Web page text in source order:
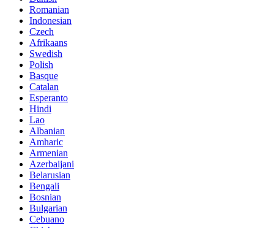
Romanian
Indonesian
Czech
Afrikaans
Swedish
Polish
Basque
Catalan
Esperanto
Hindi
Lao
Albanian
Amharic
Armenian
Azerbaijani
Belarusian
Bengali
Bosnian
Bulgarian
Cebuano